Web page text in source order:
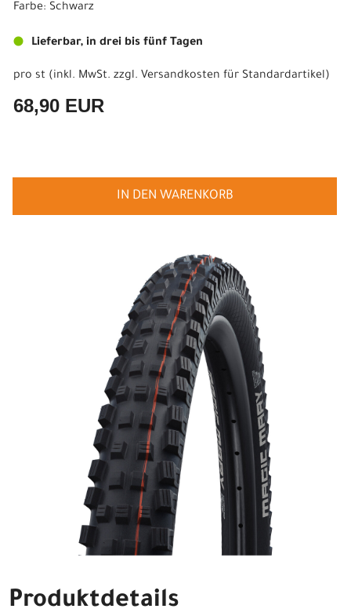
Farbe: Schwarz
Lieferbar, in drei bis fünf Tagen
pro st (inkl. MwSt. zzgl. Versandkosten für Standardartikel)
68,90 EUR
IN DEN WARENKORB
Produktdetails